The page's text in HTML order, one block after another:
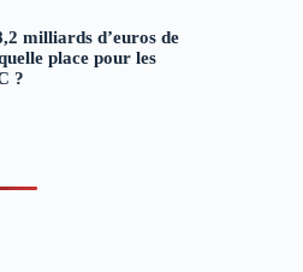
milliards d’euros de
place pour les
?